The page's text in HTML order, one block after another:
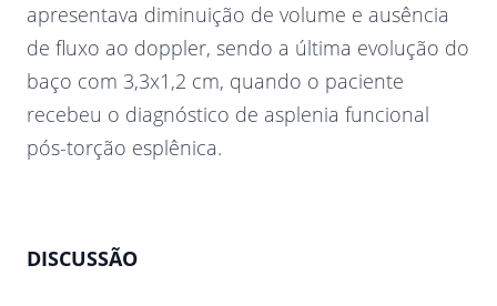
apresentava diminuição de volume e ausência
de fluxo ao doppler, sendo a última evolução do
baço com 3,3x1,2 cm, quando o paciente
recebeu o diagnóstico de asplenia funcional
pós-torção esplênica.
DISCUSSÃO